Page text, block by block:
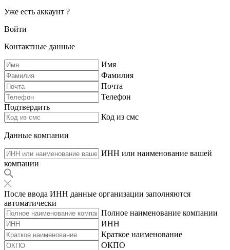
Уже есть аккаунт ?
Войти
Контактные данные
Имя
Фамилия
Почта
Телефон
Подтвердить
Код из смс
Данные компании
ИНН или наименование вашей
компании
После ввода ИНН данные организации заполняются
автоматически
Полное наименование компании
ИНН
Краткое наименование
ОКПО